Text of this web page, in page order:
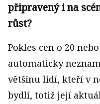
připravený i na
růst?
Pokles cen o 20
automaticky
většinu lidí, kteří v
bydlí, totiž její